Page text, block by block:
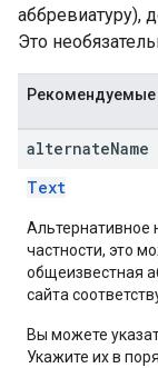
аббревиатуру),
Это
Рекомендуемые
alternateName
Text
Альтернативное
частности, это
общеизвестная
сайта
Вы можете
Укажите их в